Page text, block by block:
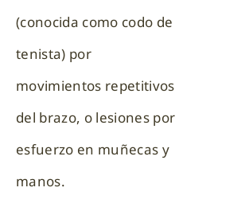
(conocida como codo de
tenista) por
movimientos repetitivos
del brazo, o lesiones por
esfuerzo en muñecas y
manos.